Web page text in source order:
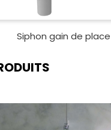
Siphon gain de place